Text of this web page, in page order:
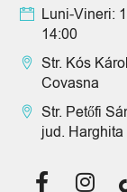
Luni-Vineri:
14:00
Str. Kós
Covasna
Str. Petőfi
jud. Harghita